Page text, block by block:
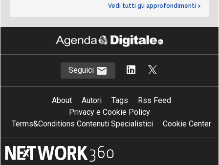
Vedi tutti gli approfondimenti >
Seguici
About Autori Tags
Rss Feed
Privacy e Cookie Policy
Terms&Conditions Contenuti Specialistici
Cookie Center